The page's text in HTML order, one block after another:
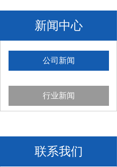
新闻中心
公司新闻
行业新闻
联系我们